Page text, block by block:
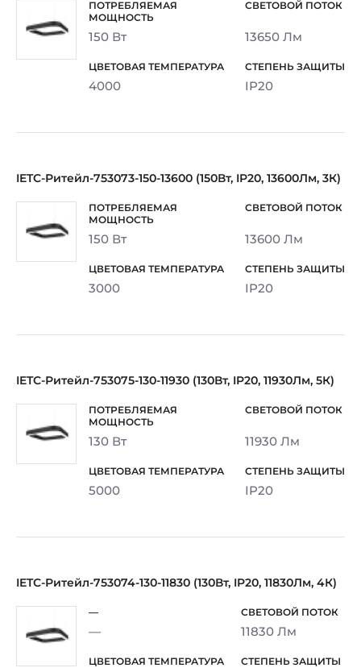
150 Вт 13650 Лм
4000 IP20
IETC-Ритейл-753073-150-13600 (150Вт, IP20, 13600Лм, 3К)
150 Вт 13600 Лм
3000 IP20
IETC-Ритейл-753075-130-11930 (130Вт, IP20, 11930Лм, 5К)
130 Вт 11930 Лм
5000 IP20
IETC-Ритейл-753074-130-11830 (130Вт, IP20, 11830Лм, 4К)
— 11830 Лм